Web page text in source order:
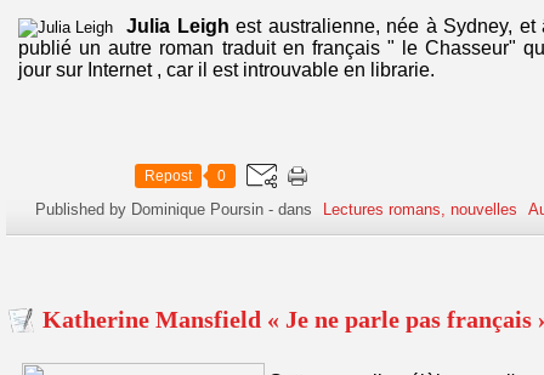
Julia Leigh est australienne, née à Sydney,
publié un autre roman traduit en français " le Chasseur"
jour sur Internet , car il est introuvable en librarie.
Repost 0
Published by Dominique Poursin -dans Lectures romans, nouvelles
Katherine Mansfield « Je ne parle pas